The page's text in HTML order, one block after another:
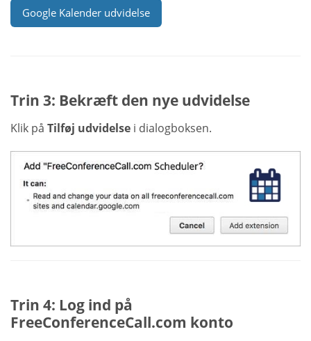
Google Kalender udvidelse
Trin 3: Bekræft den nye udvidelse
Klik på Tilføj udvidelse i dialogboksen.
Trin 4: Log ind på
FreeConferenceCall.com konto